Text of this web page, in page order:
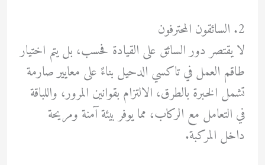
2. السائقون المحترفون
لا يقتصر دور السائق على القيادة فحسب، بل يتم اختيار
طاقم العمل في تاكسي الدحيل بناءً على معايير صارمة
تشمل الخبرة بالطرق، الالتزام بقوانين المرور، واللباقة
في التعامل مع الركاب، مما يوفر بيئة آمنة ومريحة
داخل المركبة.